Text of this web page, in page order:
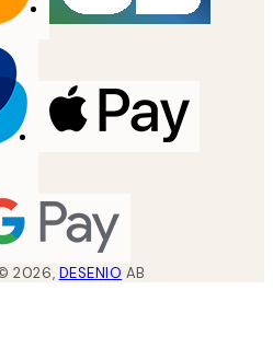
©2026, DESENIO AB